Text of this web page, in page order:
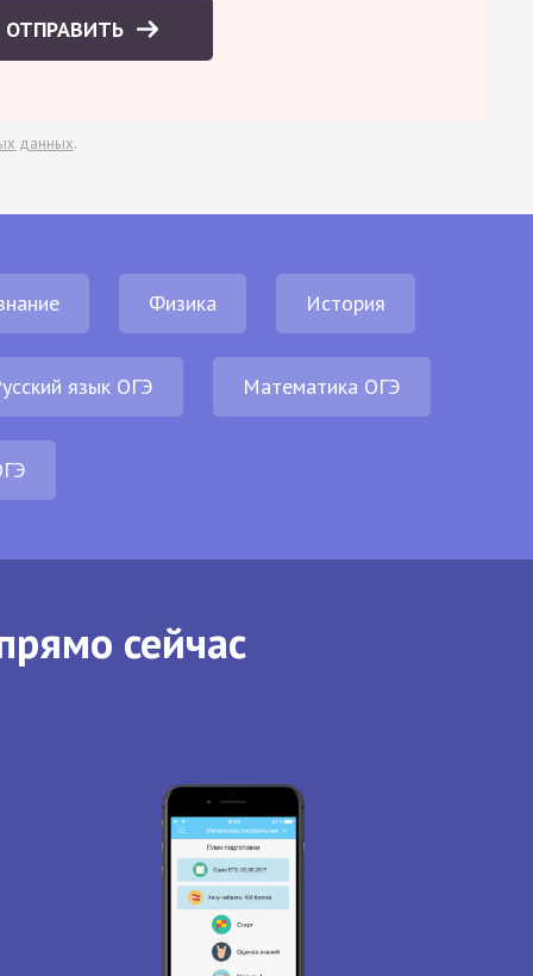
ОТПРАВИТЬ
данных.
Физика История
язык ОГЭ Математика ОГЭ
сейчас